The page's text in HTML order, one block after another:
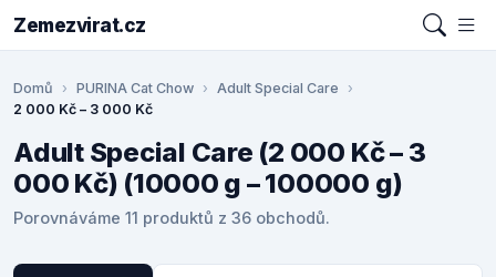
Zemezvirat.cz
Domů PURINA Cat Chow
Adult Special Care
2 000 Kč – 3 000 Kč
Adult Special Care (2 000 Kč – 3
000 Kč) (10000 g – 100000 g)
Porovnáváme 11 produktů z 36 obchodů.